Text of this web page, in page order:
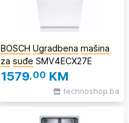
BOSCH Ugradbena mašina
za suđe SMV4ECX27E
1579,00 KM
technoshop.ba